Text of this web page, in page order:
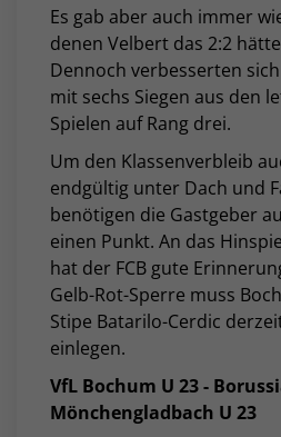
Es gab aber auch immer
denen Velbert das 2:2
Dennoch verbesserten
mit sechs Siegen aus den
Spielen auf Rang drei.
Um den Klassenverbleib
endgültig unter Dach und
benötigen die Gastgeber
einen Punkt. An das
hat der FCB gute
Gelb-Rot-Sperre muss
Stipe Batarilo-Cerdic
einlegen.
VfL Bochum U 23 -
Mönchengladbach U 23